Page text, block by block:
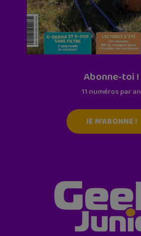
Abonne-toi !
11 numéros par an
JE M'ABONNE !